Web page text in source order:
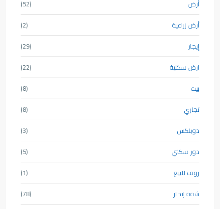
أرض
(52)
أرض زراعية
(2)
إيجار
(29)
ارض سكنية
(22)
بيت
(8)
تجاري
(8)
دوبلكس
(3)
دور سكني
(5)
روف للبيع
(1)
شقة إيجار
(78)